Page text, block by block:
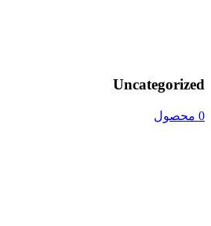
Uncategorized
0 محصول